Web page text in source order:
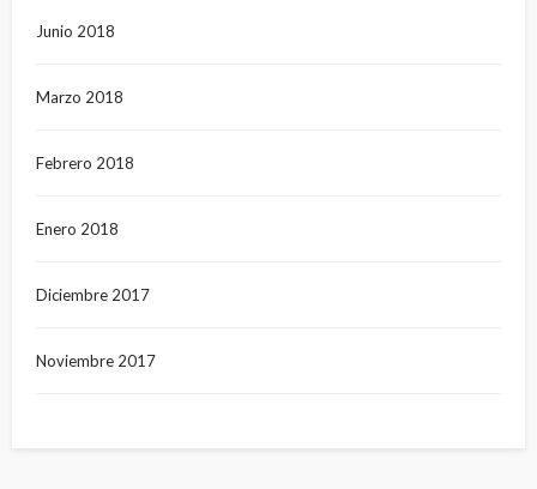
Junio 2018
Marzo 2018
Febrero 2018
Enero 2018
Diciembre 2017
Noviembre 2017